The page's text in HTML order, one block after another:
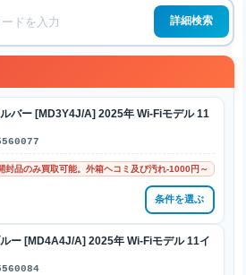
詳細検索
バー [MD3Y4J/A] 2025年 Wi-Fiモデル 11
封品のみ買取可能。外箱ヘコミ及び汚れ-1000円～
条件を選ぶ
ー [MD4A4J/A] 2025年 Wi-Fiモデル 11イ